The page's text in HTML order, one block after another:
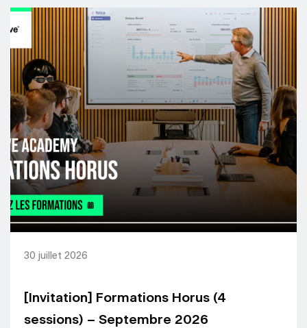
[Invitation] Formations Horus (4
sessions) – Septembre 2026
30 juillet 2026